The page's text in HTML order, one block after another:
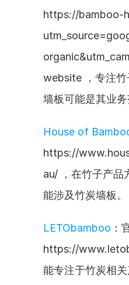
https://bamboo-
website ，专注竹
墙板可能是其业务
House of
https://
au/ ，在竹子产品
能涉及竹炭墙板。
LETObamboo ：
https://
能专注于竹炭相